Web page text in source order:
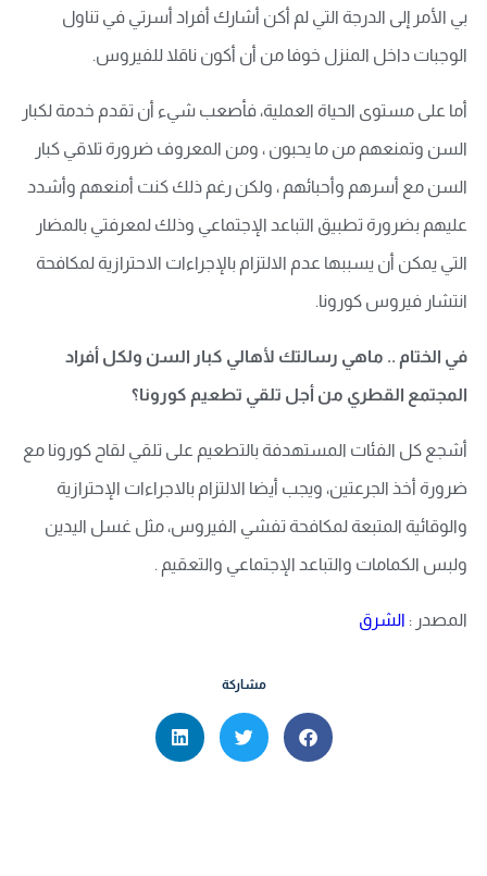
بي الأمر إلى الدرجة التي لم أكن أشارك أفراد أسرتي في تناول
الوجبات داخل المنزل خوفا من أن أكون ناقلا للفيروس.
أما على مستوى الحياة العملية، فأصعب شيء أن تقدم خدمة لكبار
السن وتمنعهم من ما يحبون ، ومن المعروف ضرورة تلاقي كبار
السن مع أسرهم وأحبائهم ، ولكن رغم ذلك كنت أمنعهم وأشدد
عليهم بضرورة تطبيق التباعد الإجتماعي وذلك لمعرفتي بالمضار
التي يمكن أن يسببها عدم الالتزام بالإجراءات الاحترازية لمكافحة
انتشار فيروس كورونا.
في الختام .. ماهي رسالتك لأهالي كبار السن ولكل أفراد
المجتمع القطري من أجل تلقي تطعيم كورونا؟
أشجع كل الفئات المستهدفة بالتطعيم على تلقي لقاح كورونا مع
ضرورة أخذ الجرعتين، ويجب أيضا الالتزام بالاجراءات الإحترازية
والوقائية المتبعة لمكافحة تفشي الفيروس، مثل غسل اليدين
ولبس الكمامات والتباعد الإجتماعي والتعقيم .
المصدر : الشرق
مشاركة